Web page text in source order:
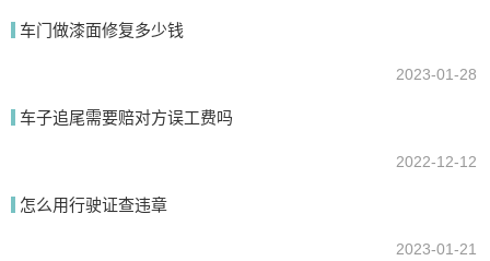
车门做漆面修复多少钱
2023-01-28
车子追尾需要赔对方误工费吗
2022-12-12
怎么用行驶证查违章
2023-01-21